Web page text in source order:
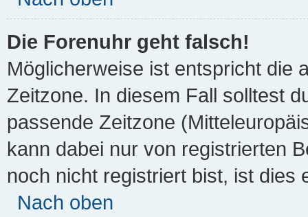
Die Forenuhr geht falsch!
Möglicherweise ist entspricht die
Zeitzone. In diesem Fall solltest
passende Zeitzone
kann dabei nur von registrierten
noch nicht registriert bist, ist dies
Nach oben